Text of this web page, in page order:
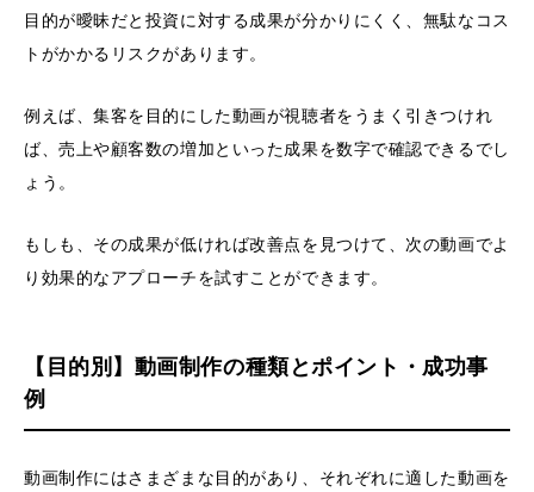
目的が曖昧だと投資に対する成果が分かりにくく、無駄なコス
トがかかるリスクがあります。
例えば、集客を目的にした動画が視聴者をうまく引きつけれ
ば、売上や顧客数の増加といった成果を数字で確認できるでし
ょう。
もしも、その成果が低ければ改善点を見つけて、次の動画でよ
り効果的なアプローチを試すことができます。
【目的別】動画制作の種類とポイント・成功事
例
動画制作にはさまざまな目的があり、それぞれに適した動画を